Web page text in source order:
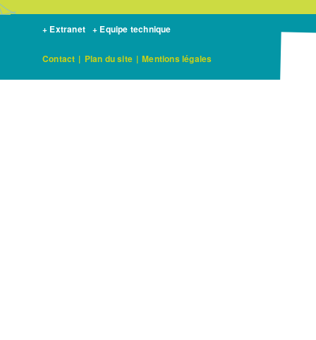
+ Extranet + Equipe technique
Contact | Plan du site | Mentions légales